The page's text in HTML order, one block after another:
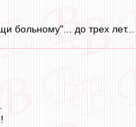
больному"... до трех лет...